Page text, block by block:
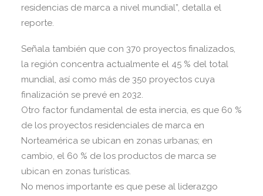
residencias de marca a nivel mundial”, detalla el
reporte.
Señala también que con 370 proyectos finalizados,
la región concentra actualmente el 45 % del total
mundial, así como más de 350 proyectos cuya
finalización se prevé en 2032.
Otro factor fundamental de esta inercia, es que 60 %
de los proyectos residenciales de marca en
Norteamérica se ubican en zonas urbanas; en
cambio, el 60 % de los productos de marca se
ubican en zonas turísticas.
No menos importante es que pese al liderazgo